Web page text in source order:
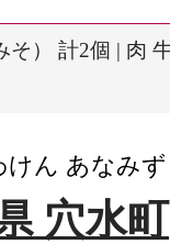
） 計2個 | 肉
けん あなみず
穴水町